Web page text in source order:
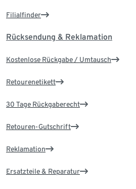
Filialfinder
Rücksendung & Reklamation
Kostenlose Rückgabe / Umtausch
Retourenetikett
30 Tage Rückgaberecht
Retouren-Gutschrift
Reklamation
Ersatzteile & Reparatur